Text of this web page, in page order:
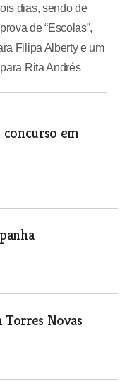
dias, sendo de
de “Escolas”,
Filipa Alberty e um
para Rita Andrés
concurso em
Torres Novas